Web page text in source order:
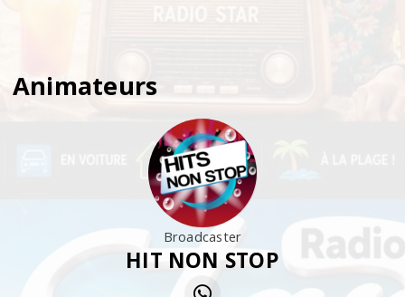
Animateurs
Broadcaster
HIT NON STOP